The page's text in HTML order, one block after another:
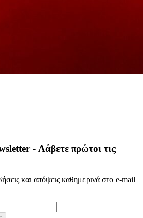
- Λάβετε πρώτοι τις
και απόψεις καθημερινά στο e-mail